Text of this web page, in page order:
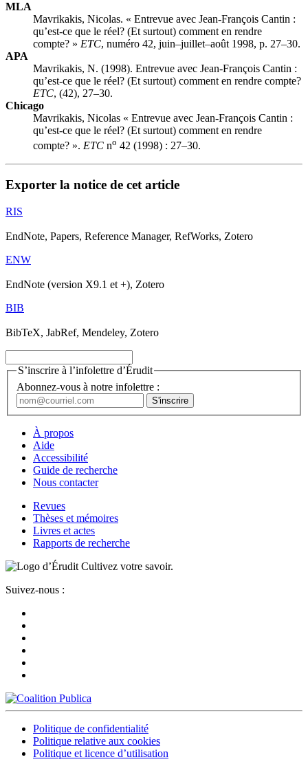
MLA
Mavrikakis, Nicolas. « Entrevue avec Jean-François Cantin :
qu’est-ce que le réel? (Et surtout) comment en rendre
compte? » ETC, numéro 42, juin–juillet–août 1998, p. 27–30.
APA
Mavrikakis, N. (1998). Entrevue avec Jean-François Cantin :
qu’est-ce que le réel? (Et surtout) comment en rendre compte?
ETC, (42), 27–30.
Chicago
Mavrikakis, Nicolas « Entrevue avec Jean-François Cantin :
qu’est-ce que le réel? (Et surtout) comment en rendre
compte? ». ETC no 42 (1998) : 27–30.
Exporter la notice de cet article
RIS
EndNote, Papers, Reference Manager, RefWorks, Zotero
ENW
EndNote (version X9.1 et +), Zotero
BIB
BibTeX, JabRef, Mendeley, Zotero
S’inscrire à l’infolettre d’Érudit
Abonnez-vous à notre infolettre :
À propos
Aide
Accessibilité
Guide de recherche
Nous contacter
Revues
Thèses et mémoires
Livres et actes
Rapports de recherche
Cultivez votre savoir.
Suivez-nous :
Politique de confidentialité
Politique relative aux cookies
Politique et licence d’utilisation